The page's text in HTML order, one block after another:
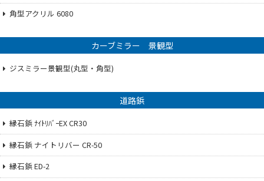
角型アクリル 6080
カーブミラー 景観型
ジスミラー景観型(丸型・角型)
道路鋲
縁石鋲 ﾅｲﾄﾘﾊﾞｰEX CR30
縁石鋲 ナイトリバー CR-50
縁石鋲 ED-2